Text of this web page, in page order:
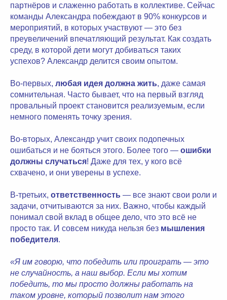
партнёров и слаженно работать в коллективе. Сейчас
команды Александра побеждают в 90% конкурсов и
мероприятий, в которых участвуют — это без
преувеличений впечатляющий результат. Как создать
среду, в которой дети могут добиваться таких
успехов? Александр делится своим опытом.
Во-первых, любая идея должна жить, даже самая
сомнительная. Часто бывает, что на первый взгляд
провальный проект становится реализуемым, если
немного поменять точку зрения.
Во-вторых, Александр учит своих подопечных
ошибаться и не бояться этого. Более того — ошибки
должны случаться! Даже для тех, у кого всё
схвачено, и они уверены в успехе.
В-третьих, ответственность — все знают свои роли и
задачи, отчитываются за них. Важно, чтобы каждый
понимал свой вклад в общее дело, что это всё не
просто так. И совсем никуда нельзя без мышления
победителя.
«Я им говорю, что победить или проиграть — это
не случайность, а наш выбор. Если мы хотим
победить, то мы просто должны работать на
таком уровне, который позволит нам этого